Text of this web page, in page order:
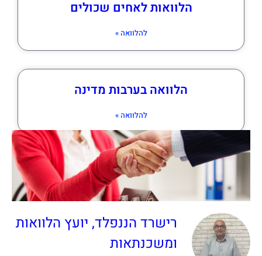
הלוואות לאחים שכולים
להלוואה »
הלוואה בערבות מדינה
להלוואה »
רישרד הננפלד, יועץ הלוואות
ומשכנתאות